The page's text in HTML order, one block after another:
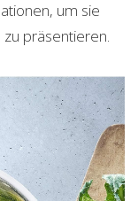
um sie
zu präsentieren.